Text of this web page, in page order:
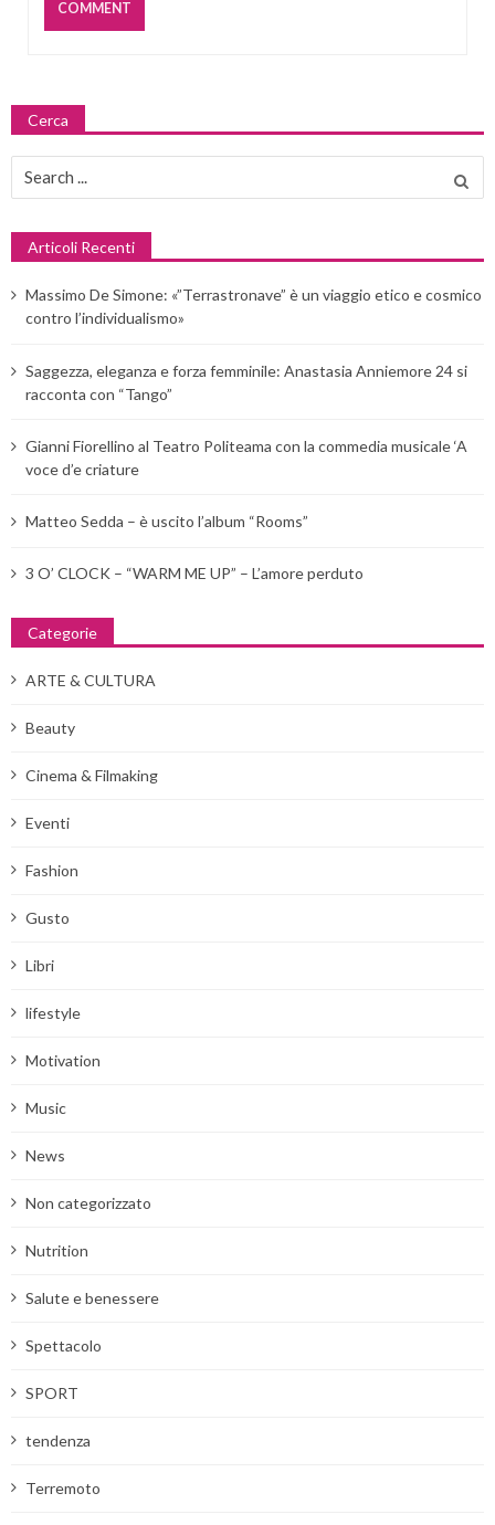
Cerca
Search
Articoli Recenti
Massimo De Simone: «”Terrastronave” è un viaggio etico e cosmico
contro l’individualismo»
Saggezza, eleganza e forza femminile: Anastasia Anniemore 24 si
racconta con “Tango”
Gianni Fiorellino al Teatro Politeama con la commedia musicale ‘A
voce d’e criature
Matteo Sedda – è uscito l’album “Rooms”
3 O’ CLOCK – “WARM ME UP” – L’amore perduto
Categorie
ARTE & CULTURA
Beauty
Cinema & Filmaking
Eventi
Fashion
Gusto
Libri
lifestyle
Motivation
Music
News
Non categorizzato
Nutrition
Salute e benessere
Spettacolo
SPORT
tendenza
Terremoto